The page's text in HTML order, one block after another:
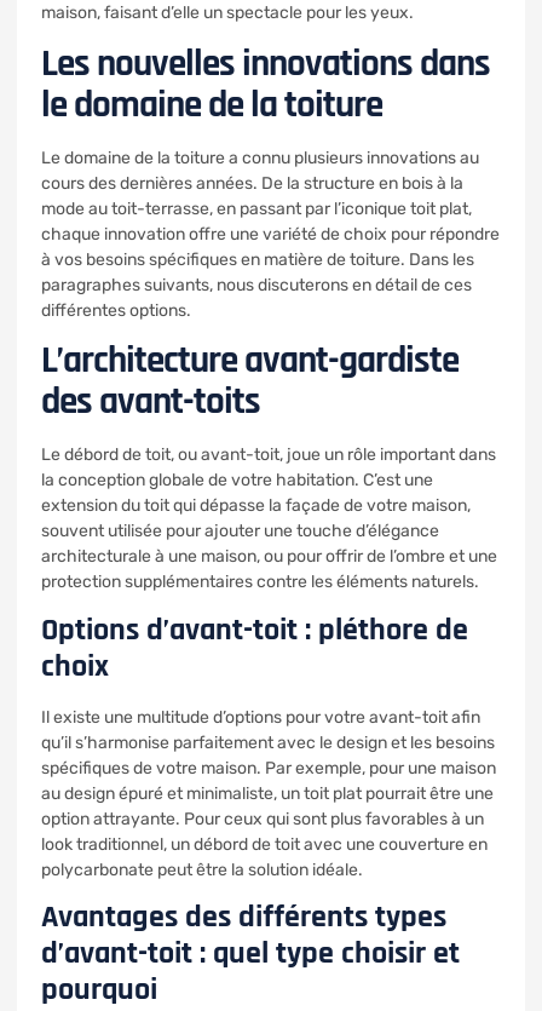
maison, faisant d’elle un spectacle pour les yeux.
Les nouvelles innovations dans
le domaine de la toiture
Le domaine de la toiture a connu plusieurs innovations au
cours des dernières années. De la structure en bois à la
mode au toit-terrasse, en passant par l’iconique toit plat,
chaque innovation offre une variété de choix pour répondre
à vos besoins spécifiques en matière de toiture. Dans les
paragraphes suivants, nous discuterons en détail de ces
différentes options.
L’architecture avant-gardiste
des avant-toits
Le débord de toit, ou avant-toit, joue un rôle important dans
la conception globale de votre habitation. C’est une
extension du toit qui dépasse la façade de votre maison,
souvent utilisée pour ajouter une touche d’élégance
architecturale à une maison, ou pour offrir de l’ombre et une
protection supplémentaires contre les éléments naturels.
Options d’avant-toit : pléthore de
choix
Il existe une multitude d’options pour votre avant-toit afin
qu’il s’harmonise parfaitement avec le design et les besoins
spécifiques de votre maison. Par exemple, pour une maison
au design épuré et minimaliste, un toit plat pourrait être une
option attrayante. Pour ceux qui sont plus favorables à un
look traditionnel, un débord de toit avec une couverture en
polycarbonate peut être la solution idéale.
Avantages des différents types
d’avant-toit : quel type choisir et
pourquoi